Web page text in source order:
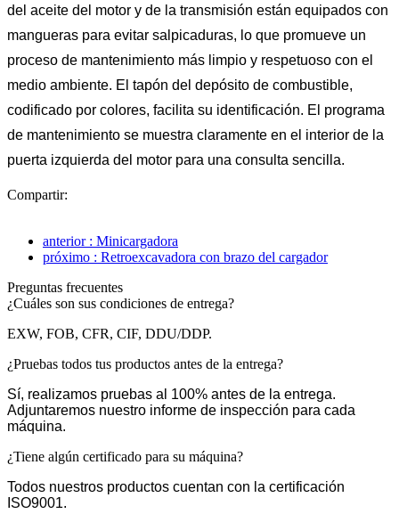
del aceite del motor y de la transmisión están equipados con
mangueras para evitar salpicaduras, lo que promueve un
proceso de mantenimiento más limpio y respetuoso con el
medio ambiente. El tapón del depósito de combustible,
codificado por colores, facilita su identificación. El programa
de mantenimiento se muestra claramente en el interior de la
puerta izquierda del motor para una consulta sencilla.
Compartir:
anterior : Minicargadora
próximo : Retroexcavadora con brazo del cargador
Preguntas frecuentes
¿Cuáles son sus condiciones de entrega?
EXW, FOB, CFR, CIF, DDU/DDP.
¿Pruebas todos tus productos antes de la entrega?
Sí, realizamos pruebas al 100% antes de la entrega.
Adjuntaremos nuestro informe de inspección para cada
máquina.
¿Tiene algún certificado para su máquina?
Todos nuestros productos cuentan con la certificación
ISO9001.